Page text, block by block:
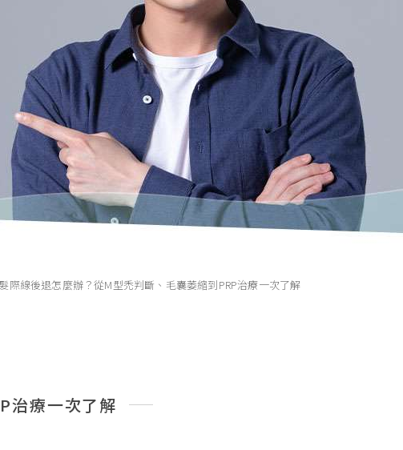
髮際線後退怎麼辦？從M型禿判斷、毛囊萎縮到PRP治療一次了解
治療一次了解